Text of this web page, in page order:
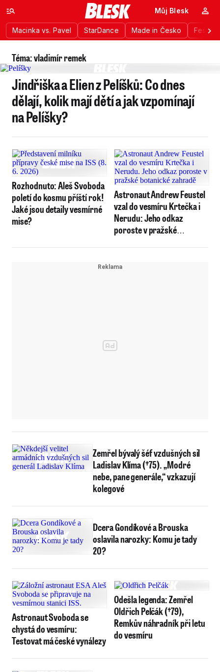
Macinka vs. Pavel StarDance Made in Česko
Můj Blesk
Téma: vladimír remek
Jindřiška a Elien z Pelíšků: Co dnes
dělají, kolik mají dětí a jak vzpomínají
na Pelíšky?
Rozhodnuto: Aleš Svoboda
poletí do kosmu příští rok!
Jaké jsou detaily vesmírné
mise?
Astronaut Andrew Feustel
vzal do vesmíru Krtečka i
Nerudu: Jeho odkaz
poroste v pražské
Zemřel bývalý šéf vzdušných sil
Ladislav Klíma (†75). „Modré
nebe, pane generále,“ vzkazují
kolegové
Dcera Gondíkové a Brouska
oslavila narozky: Komu je tady
20?
Astronaut Svoboda se
chystá do vesmíru:
Testovat má české vynálezy
Odešla legenda: Zemřel
Oldřich Pelčák (†79),
Remkův náhradník při letu
do vesmíru